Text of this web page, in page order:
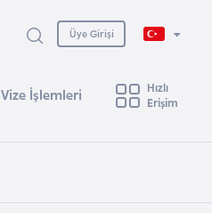
Üye Girişi
Vize İşlemleri
Hızlı
Erişim